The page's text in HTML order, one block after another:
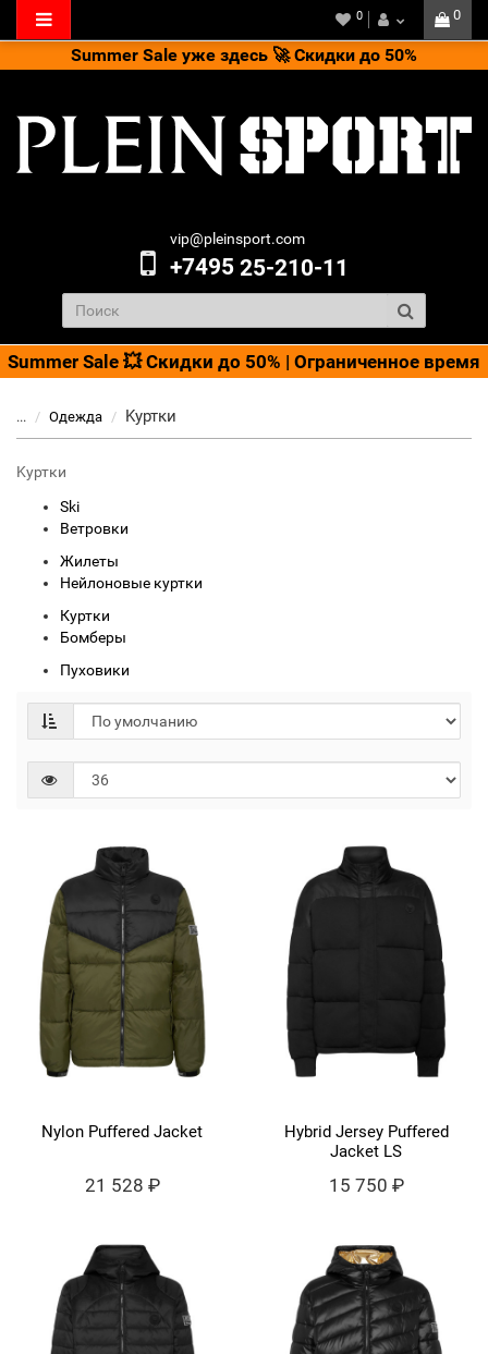
Summer Sale уже здесь 🚀 Скидки до 50%
0
0
vip@pleinsport.com
+749525-210-11
Summer Sale 💥 Скидки до 50% | Ограниченное время
... Одежда Kуртки
Kуртки
Ski
Ветровки
Жилеты
Нейлоновые куртки
Куртки
Бомберы
Пуховики
Nylon Puffered Jacket
21 528 ₽
Hybrid Jersey Puffered
Jacket LS
15 750 ₽